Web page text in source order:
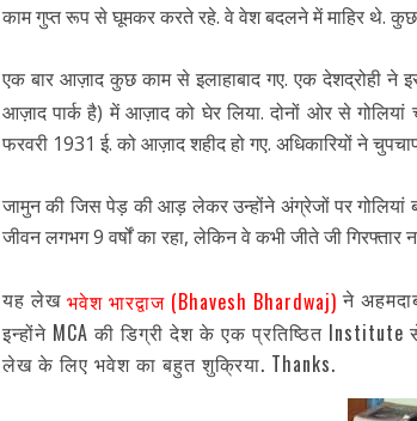
काम गुप्त रूप से घूमकर करते रहे. वे वेश बदलने में माहिर थे.
एक बार आज़ाद कुछ काम से इलाहाबाद गए. एक देशद्रोही ने
आज़ाद पार्क है) में आज़ाद को घेर लिया. दोनों ओर से गोलियां
फरवरी 1931 ई. को आज़ाद शहीद हो गए. अधिकारियों ने
जामुन की जिस पेड़ की आड़ लेकर उन्होंने अंग्रेजों पर गोलियां
जीवन लगभग 9 वर्षों का रहा, लेकिन वे कभी जीते जी
यह लेख भवेश भारद्वाज (Bhavesh Bhardwaj)ने
इन्होंने MCA की डिग्री देश के एक प्रतिष्ठित
लेख के लिए भवेश का बहुत शुक्रिया. Thanks.